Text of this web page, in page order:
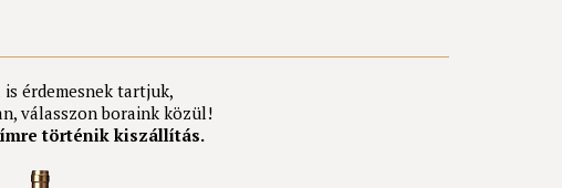
érdemesnek tartjuk,
válasszon boraink közül!
történik kiszállítás.